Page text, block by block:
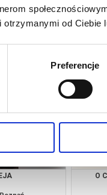
od
Preferencje
kup bilet
O